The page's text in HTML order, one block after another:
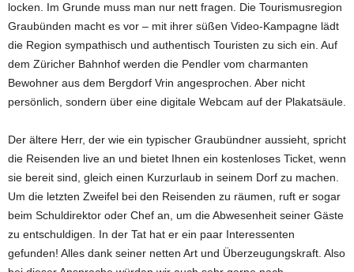
locken. Im Grunde muss man nur nett fragen. Die Tourismusregion
Graubünden macht es vor – mit ihrer süßen Video-Kampagne lädt
die Region sympathisch und authentisch Touristen zu sich ein. Auf
dem Züricher Bahnhof werden die Pendler vom charmanten
Bewohner aus dem Bergdorf Vrin angesprochen. Aber nicht
persönlich, sondern über eine digitale Webcam auf der Plakatsäule.
Der ältere Herr, der wie ein typischer Graubündner aussieht, spricht
die Reisenden live an und bietet Ihnen ein kostenloses Ticket, wenn
sie bereit sind, gleich einen Kurzurlaub in seinem Dorf zu machen.
Um die letzten Zweifel bei den Reisenden zu räumen, ruft er sogar
beim Schuldirektor oder Chef an, um die Abwesenheit seiner Gäste
zu entschuldigen. In der Tat hat er ein paar Interessenten
gefunden! Alles dank seiner netten Art und Überzeugungskraft. Also